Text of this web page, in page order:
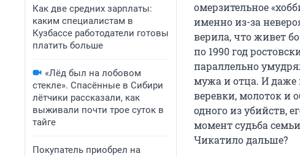
Как две средних зарплаты:
каким специалистам в
Кузбассе работодатели готовы
платить больше
«Лёд был на лобовом
стекле». Спасённые в Сибири
лётчики рассказали, как
выживали почти трое суток в
тайге
Покупатель приобрел на
омерзительное
именно из-за
верила, что живет
по 1990 год
параллельно
мужа и отца. И даже
веревки, молоток и
одного из убийств,
момент судьба
Чикатило дальше?